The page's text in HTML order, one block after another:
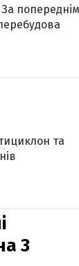
та
3